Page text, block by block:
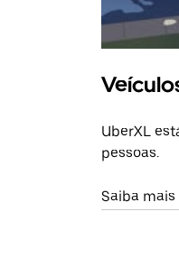
UberXL
pessoas.
Saiba